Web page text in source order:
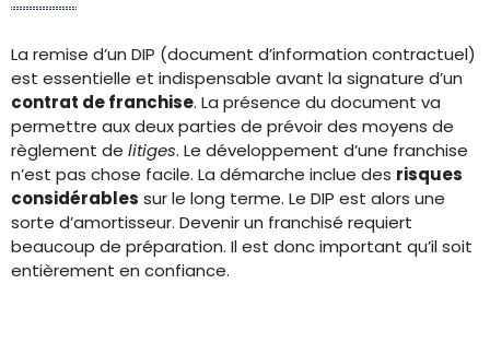
La remise d’un DIP (document d’information contractuel)
est essentielle et indispensable avant la signature d’un
contrat de franchise. La présence du document va
permettre aux deux parties de prévoir des moyens de
règlement de litiges. Le développement d’une franchise
n’est pas chose facile. La démarche inclue des risques
considérables sur le long terme. Le DIP est alors une
sorte d’amortisseur. Devenir un franchisé requiert
beaucoup de préparation. Il est donc important qu’il soit
entièrement en confiance.